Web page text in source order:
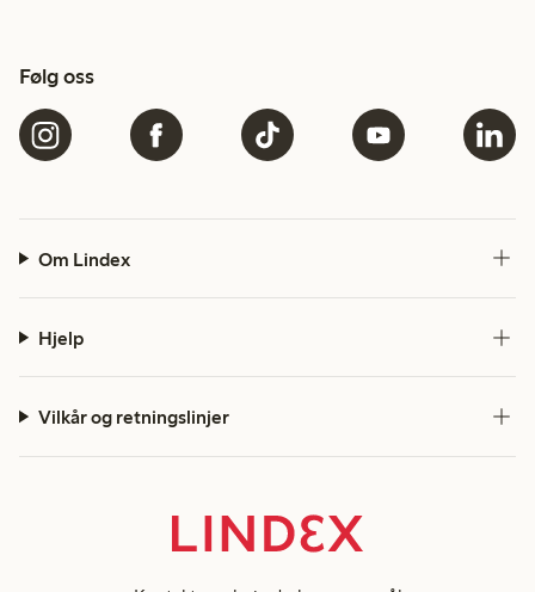
Følg oss
Om Lindex
Hjelp
Vilkår og retningslinjer